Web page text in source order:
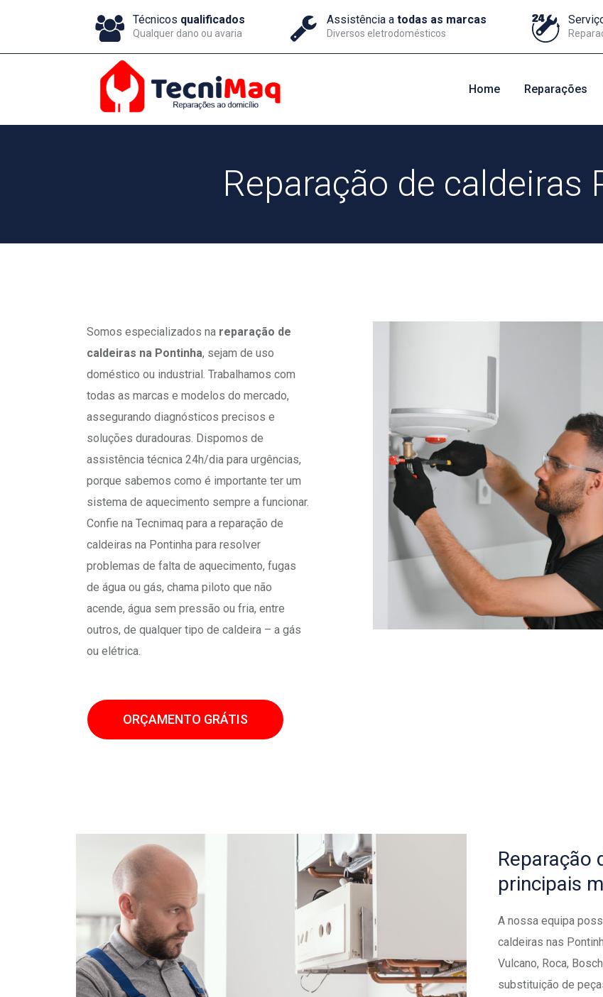
Técnicos qualificados
Qualquer dano ou avaria
Assistência a todas as marcas
Diversos eletrodomésticos
Home Reparações
Reparação de caldeiras
Somos especializados na reparação de
caldeiras na Pontinha, sejam de uso
doméstico ou industrial. Trabalhamos com
todas as marcas e modelos do mercado,
assegurando diagnósticos precisos e
soluções duradouras. Dispomos de
assistência técnica 24h/dia para urgências,
porque sabemos como é importante ter um
sistema de aquecimento sempre a funcionar.
Confie na Tecnimaq para a reparação de
caldeiras na Pontinha para resolver
problemas de falta de aquecimento, fugas
de água ou gás, chama piloto que não
acende, água sem pressão ou fria, entre
outros, de qualquer tipo de caldeira – a gás
ou elétrica.
ORÇAMENTO GRÁTIS
Reparação
principais
A nossa equipa
caldeiras nas
Vulcano, Roca,
substituição de